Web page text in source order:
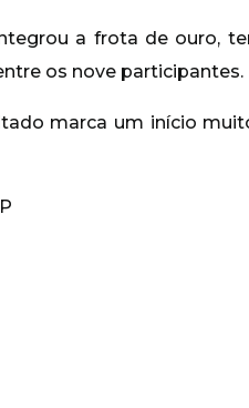
a frota de ouro,
os nove participantes.
marca um início